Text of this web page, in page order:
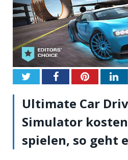
TwitterFacebookPinterest
Ultimate Car
Simulator
spielen, so geht